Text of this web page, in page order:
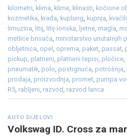
kilometri klima klime klinasti kočione
kozmetika krađa kuplung kupnja
limuzina
litij litij-ionska ljetne magla
metlice brisača ministarstvo unutarnjih
obljetnica opel oprema paket passat
pickup platneni platneni tepisi pločice
pneumatik polo postignuća potrošnja
prodaja proizvodnja promet pumpa
R5 rabljeni razvod razvod lanca
AUTO DIJELOVI
Volkswag ID. Cross za